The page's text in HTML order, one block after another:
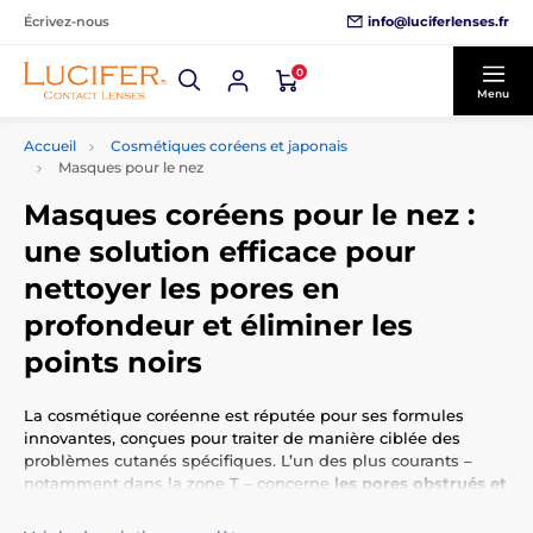
Écrivez-nous info@luciferlenses.fr
0
Menu
Accueil
Cosmétiques coréens et japonais
Masques pour le nez
Masques coréens pour le nez :
une solution efficace pour
nettoyer les pores en
profondeur et éliminer les
points noirs
La cosmétique coréenne est réputée pour ses formules
innovantes, conçues pour traiter de manière ciblée des
problèmes cutanés spécifiques. L’un des plus courants –
notamment dans la zone T – concerne les pores obstrués et
classique suffit rarement.